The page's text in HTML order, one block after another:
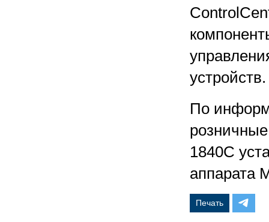
устройств.
По
1840C
аппарата
Печать